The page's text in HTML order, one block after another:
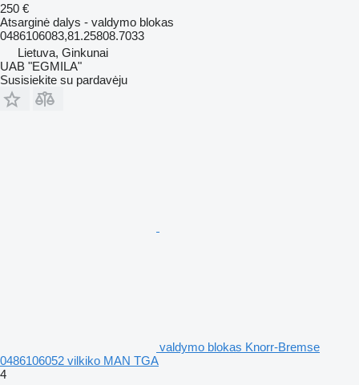
250 €
Atsarginė dalys - valdymo blokas
0486106083,81.25808.7033
Lietuva, Ginkunai
UAB "EGMILA"
Susisiekite su pardavėju
valdymo blokas Knorr-Bremse
0486106052 vilkiko MAN TGA
4